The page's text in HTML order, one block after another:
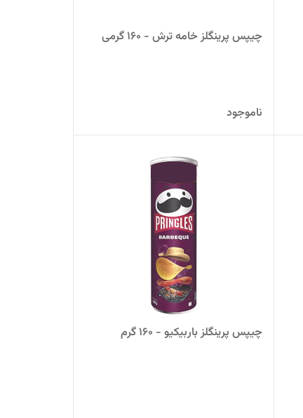
چیپس پرینگلز خامه ترش - 160 گرمی
ناموجود
چیپس پرینگلز باربیکیو - 160 گرم